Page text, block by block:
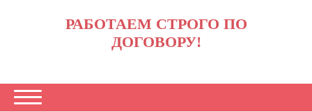
РАБОТАЕМ СТРОГО ПО
ДОГОВОРУ!